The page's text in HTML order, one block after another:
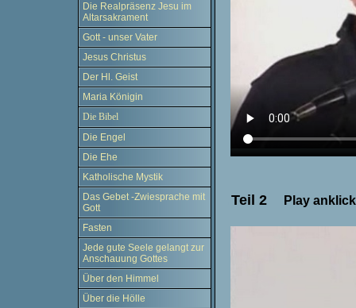
Die Realpräsenz Jesu im
Altarsakrament
Gott - unser Vater
Jesus Christus
Der Hl. Geist
Maria Königin
Die Bibel
Die Engel
Die Ehe
Katholische Mystik
Das Gebet -Zwiesprache mit
Gott
Fasten
Jede gute Seele gelangt zur
Anschauung Gottes
Über den Himmel
Über die Hölle
Teil 2 Play